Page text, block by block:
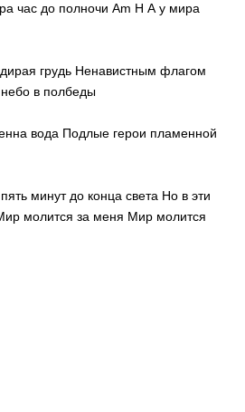
час до полночи Am H А у мира
грудь Ненавистным флагом
в полбеды
вода Подлые герои пламенной
минут до конца света Но в эти
молится за меня Мир молится